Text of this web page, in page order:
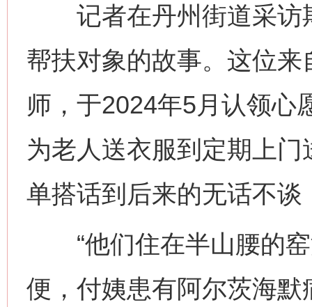
记者在丹州街道采访
帮扶对象的故事。这位
师，于2024年5月认领心
为老人送衣服到定期上
单搭话到后来的无话不谈
“他们住在半山腰的窑
便，付姨患有阿尔茨海